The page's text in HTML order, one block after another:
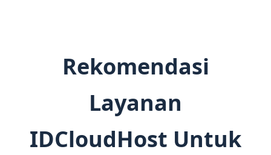
Rekomendasi
Layanan
IDCloudHost Untuk